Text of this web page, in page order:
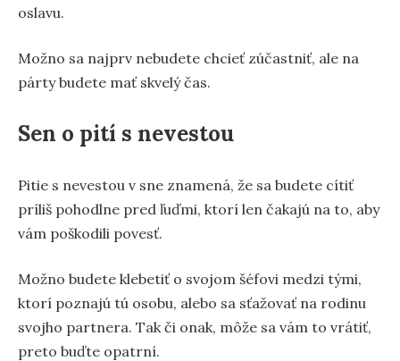
oslavu.
Možno sa najprv nebudete chcieť zúčastniť, ale na
párty budete mať skvelý čas.
Sen o pití s nevestou
Pitie s nevestou v sne znamená, že sa budete cítiť
príliš pohodlne pred ľuďmi, ktorí len čakajú na to, aby
vám poškodili povesť.
Možno budete klebetiť o svojom šéfovi medzi tými,
ktorí poznajú tú osobu, alebo sa sťažovať na rodinu
svojho partnera. Tak či onak, môže sa vám to vrátiť,
preto buďte opatrní.